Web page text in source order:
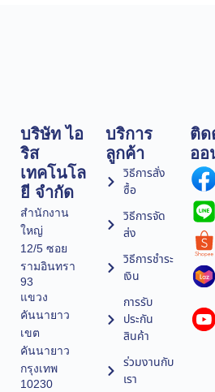
บริษัท ไอ
ริส
เทคโนโล
ยี จำกัด
สำนักงาน
ใหญ่
12/5 ซอย
รามอินทรา
93
แขวง
คันนายาว
เขต
คันนายาว
กรุงเทพ
10230
บริการ
ลูกค้า
วิธีการสั่ง
ซื้อ
วิธีการจัด
ส่ง
วิธีการชำระ
เงิน
การรับ
ประกัน
สินค้า
ร่วมงานกับ
เรา
ติด
ออ